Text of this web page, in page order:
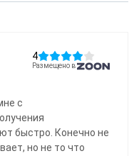
4
Размещено в
с
быстро. Конечно не
но не то что